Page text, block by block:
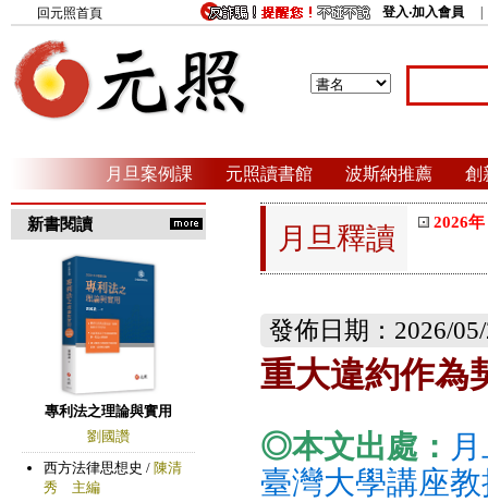
回元照首頁 登入‧加入會員
月旦案例課 元照讀書館 波斯納推薦 創
新書閱讀 月旦釋讀 2026年
發佈日期：2026/
重大違約作為
◎本文出處：
臺灣大學講座